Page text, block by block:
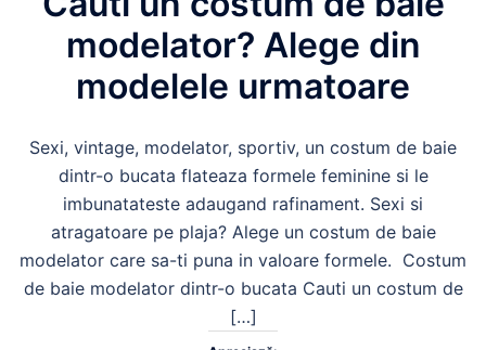
modelator? Alege din
modelele urmatoare
Sexi, vintage, modelator, sportiv, un costum de baie
dintr-o bucata flateaza formele feminine si le
imbunatateste adaugand rafinament. Sexi si
atragatoare pe plaja? Alege un costum de baie
modelator care sa-ti puna in valoare formele. Costum
de baie modelator dintr-o bucata Cauti un costum de
[…]